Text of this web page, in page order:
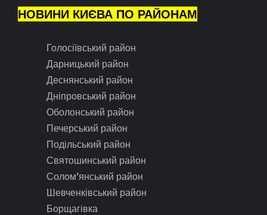
НОВИНИ КИЄВА ПО РАЙОНАМ
Голосіївський район
Дарницький район
Деснянський район
Дніпровський район
Оболонський район
Печерський район
Подільський район
Святошинський район
Солом’янський район
Шевченківський район
Борщагівка